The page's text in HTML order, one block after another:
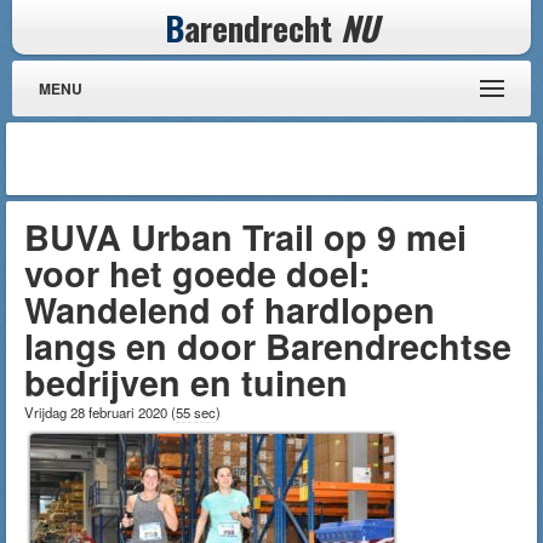
Barendrecht NU
MENU
BUVA Urban Trail op 9 mei
voor het goede doel:
Wandelend of hardlopen
langs en door Barendrechtse
bedrijven en tuinen
Vrijdag 28 februari 2020(55 sec)